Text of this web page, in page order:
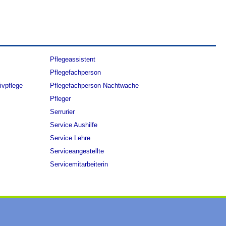
Pflegeassistent
Pflegefachperson
Pflegefachperson Nachtwache
Pfleger
Serrurier
Service Aushilfe
Service Lehre
Serviceangestellte
Servicemitarbeiterin